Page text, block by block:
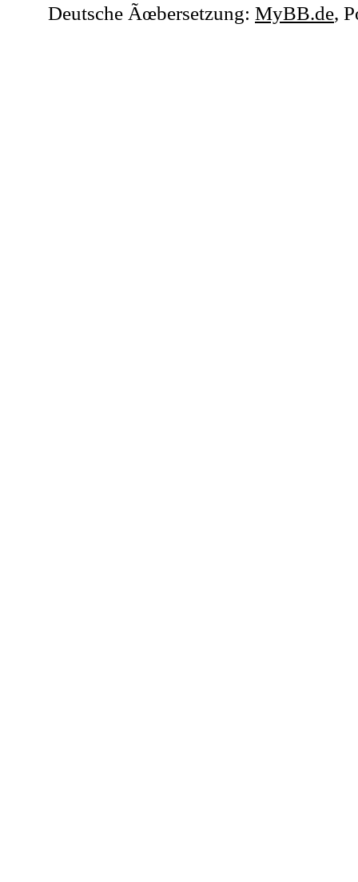
Deutsche Ãœbersetzung: MyBB.de,